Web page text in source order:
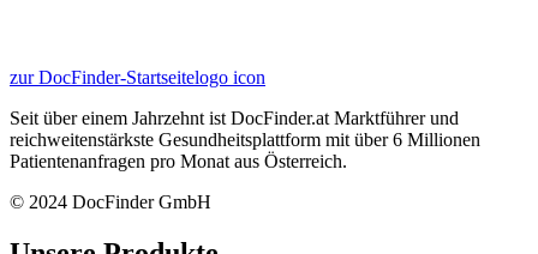
zur DocFinder-Startseitelogo icon
Seit über einem Jahrzehnt ist DocFinder.at Marktführer und
reichweitenstärkste Gesundheitsplattform mit über 6 Millionen
Patientenanfragen pro Monat aus Österreich.
© 2024 DocFinder GmbH